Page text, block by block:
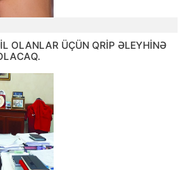
OLANLAR ÜÇÜN QRİP ƏLEYHİNƏ